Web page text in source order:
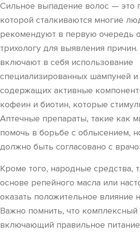
Сильное выпадение волос — это
которой сталкиваются многие
рекомендуют в первую очередь
трихологу для выявления
включают в себя использование
специализированных шампуней и
содержащих активные
кофеин и биотин, которые
Аптечные препараты, такие как
помочь в борьбе с облысением,
должно быть согласовано с
Кроме того, народные средства,
основе репейного масла или
оказать положительное влияние
Важно помнить, что комплексный
включающий правильное